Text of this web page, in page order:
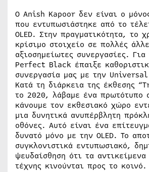
Ο Anish Kapoor δεν είναι ο
που εντυπωσιάστηκε από το
OLED. Στην πραγματικότητα, το
κρίσιμο στοιχείο σε πολλές
αξιοσημείωτες συνεργασίες.
Perfect Black έπαιξε
συνεργασία μας με την
Κατά τη διάρκεια της έκθεσης
το 2020, λάβαμε ένα πρωτότυπο
κάνουμε τον εκθεσιακό χώρο
μια δυνητικά ανυπέρβλητη
οθόνες. Αυτό είναι ένα
δυνατό μόνο με την OLED. Το
συγκλονιστικά εντυπωσιακό,
ψευδαίσθηση ότι τα
τέχνης κινούνται προς το κοινό.